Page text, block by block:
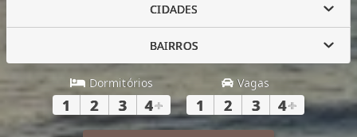
CIDADES
BAIRROS
Dormitórios
1 2 3 4+
Vagas
1 2 3 4+